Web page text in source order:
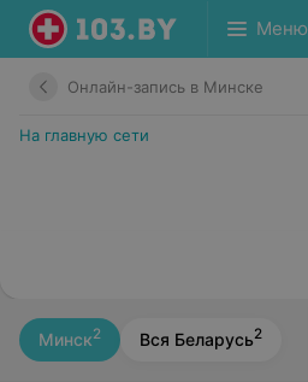
Меню
Онлайн-запись в Минске
На главную сети
Минск2 Вся Беларусь2